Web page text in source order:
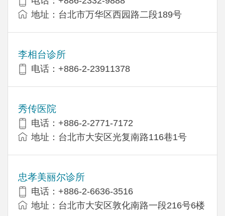
地址：台北市万华区西园路二段189号
李相台诊所
电话：+886-2-23911378
秀传医院
电话：+886-2-2771-7172
地址：台北市大安区光复南路116巷1号
忠孝美丽尔诊所
电话：+886-2-6636-3516
地址：台北市大安区敦化南路一段216号6楼